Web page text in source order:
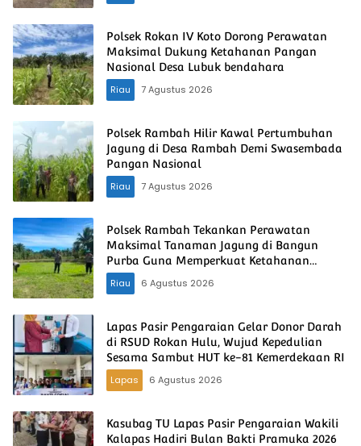
Polsek Rokan IV Koto Dorong Perawatan
Maksimal Dukung Ketahanan Pangan
Nasional Desa Lubuk bendahara
Riau
7 Agustus 2026
Polsek Rambah Hilir Kawal Pertumbuhan
Jagung di Desa Rambah Demi Swasembada
Pangan Nasional
Riau
7 Agustus 2026
Polsek Rambah Tekankan Perawatan
Maksimal Tanaman Jagung di Bangun
Purba Guna Memperkuat Ketahanan
Pangan Nasional
Riau 6 Agustus 2026
Lapas Pasir Pengaraian Gelar Donor Darah
di RSUD Rokan Hulu, Wujud Kepedulian
Sesama Sambut HUT ke-81 Kemerdekaan RI
Lapas
6 Agustus 2026
Kasubag TU Lapas Pasir Pengaraian Wakili
Kalapas Hadiri Bulan Bakti Pramuka 2026